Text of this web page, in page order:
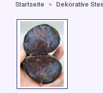
Startseite Dekorative